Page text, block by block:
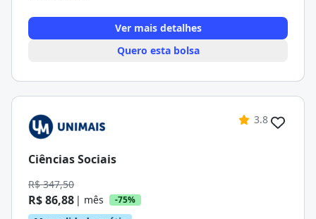
Ver mais detalhes
Quero esta bolsa
3.8
Ciências Sociais
R$ 347,50
R$ 86,88 | mês -75%